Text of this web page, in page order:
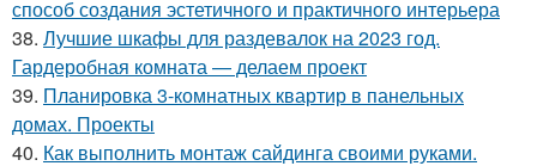
способ создания эстетичного и практичного интерьера
38. Лучшие шкафы для раздевалок на 2023 год.
Гардеробная комната — делаем проект
39. Планировка 3-комнатных квартир в панельных
домах. Проекты
40. Как выполнить монтаж сайдинга своими руками.